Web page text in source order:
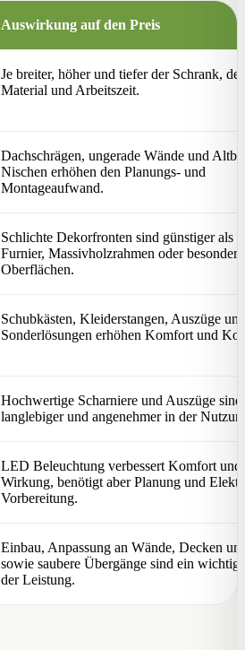
Auswirkung auf den Preis
Je breiter, höher und tiefer der Schrank,
Material und Arbeitszeit.
Dachschrägen, ungerade Wände und
Nischen erhöhen den Planungs- und
Montageaufwand.
Schlichte Dekorfronten sind günstiger als
Furnier, Massivholzrahmen oder besondere
Oberflächen.
Schubkästen, Kleiderstangen, Auszüge und
Sonderlösungen erhöhen Komfort und
Hochwertige Scharniere und Auszüge sind
langlebiger und angenehmer in der
LED Beleuchtung verbessert Komfort und
Wirkung, benötigt aber Planung und
Vorbereitung.
Einbau, Anpassung an Wände, Decken
sowie saubere Übergänge sind ein
der Leistung.